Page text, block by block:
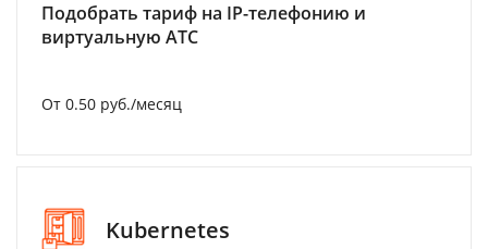
Подобрать тариф на IP-телефонию и
виртуальную АТС
От 0.50 руб./месяц
Kubernetes